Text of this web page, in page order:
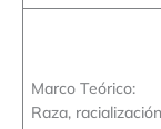
Marco Teórico:
Raza, racialización